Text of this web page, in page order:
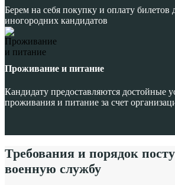
Берем на себя покупку и оплату билетов
иногородних кандидатов
Проживание и питание
Кандидату предоставляются достойные
проживания и питание за счет
Требования и порядок
военную службу